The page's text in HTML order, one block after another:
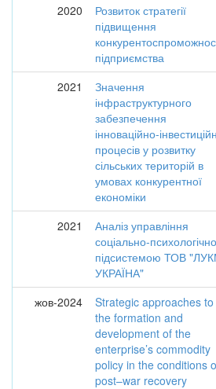
2020
Розвиток стратегії
підвищення
підприємства
2021
Значення
інфраструктурного
забезпечення
інноваційно-
процесів у розвитку
сільських територій в
умовах конкурентної
економіки
2021
Аналіз управління
соціально-
підсистемою ТОВ
УКРАЇНА"
жов-2024
Strategic approaches to
the formation and
development of the
enterprise’s commodity
policy in the conditions
post–war recovery